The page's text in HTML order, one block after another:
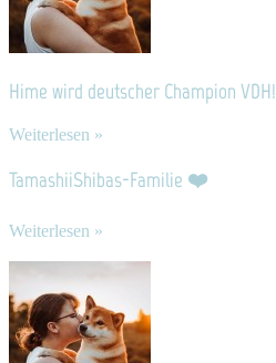
Hime wird deutscher Champion VDH!
Weiterlesen »
TamashiiShibas-Familie ❤️
Weiterlesen »